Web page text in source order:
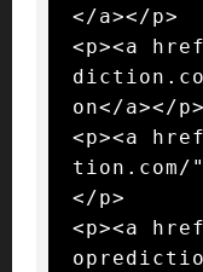
</a></p>
<p><a
on</a></p>
<p><a
tion.com/
</p>
<p><a